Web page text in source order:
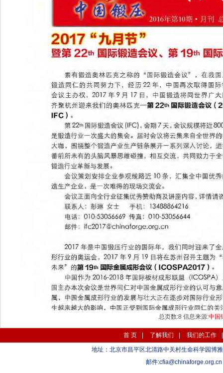
总页数:8 信息来源:中国
首 页 了解我们 我们的工作
地址：北京市昌平区北清路中关村生命科学园
邮件:cfia@chinaforge.org.cn